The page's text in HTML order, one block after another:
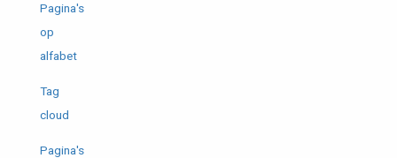
Pagina's
op
alfabet
Tag
cloud
Pagina's